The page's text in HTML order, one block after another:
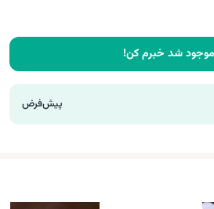
موجود شد خبرم کن!
پیش‌فرض